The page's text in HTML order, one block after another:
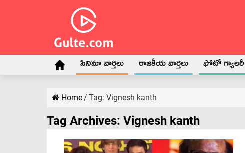
సినిమా వార్తలు రాజకీయ వార్తలు ఫోటో గ్యాలరీ
Home/ Tag: Vignesh kanth
Tag Archives: Vignesh kanth